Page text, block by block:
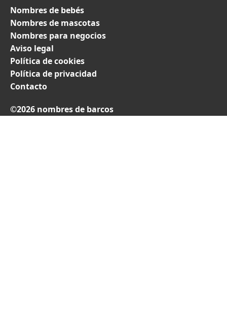
Nombres de bebés
Nombres de mascotas
Nombres para negocios
Aviso legal
Política de cookies
Política de privacidad
Contacto
©2026 nombres de barcos